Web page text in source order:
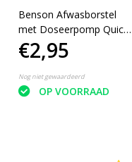
Benson Afwasborstel
met Doseerpomp Quick
en Easy
€2,95
Nog niet gewaardeerd
OP VOORRAAD